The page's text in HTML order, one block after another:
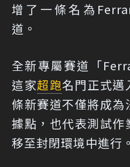
增了一條名為
道。
全新專屬賽道「
這家超跑名門正式邁
條新賽道不僅將成為
據點，也代表測試
移至封閉環境中進行。